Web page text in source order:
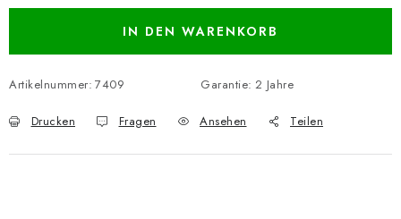
IN DEN WARENKORB
Artikelnummer: 7409 Garantie: 2 Jahre
Drucken Fragen Ansehen Teilen